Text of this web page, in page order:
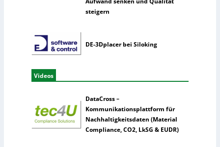
steigern
DE-3Dplacer bei Siloking
Videos
DataCross –
Kommunikationsplattform für
Nachhaltigkeitsdaten (Material
Compliance, CO2, LkSG & EUDR)